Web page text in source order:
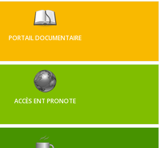
PORTAIL DOCUMENTAIRE
ACCÈS ENT PRONOTE